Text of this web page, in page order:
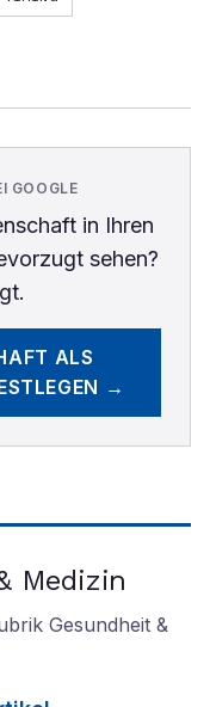
GOOGLE
in Ihren
sehen?
ALS
→
Medizin
Gesundheit &